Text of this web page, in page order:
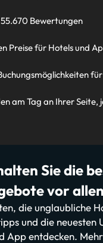
Bewertungen
Preise für Hotels und
am Tag an Ihrer Seite,
Sie die
vor
die unglaubliche
und die neuesten
App entdecken.